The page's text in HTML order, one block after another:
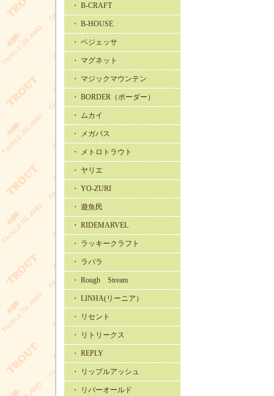
・ B-CRAFT
・ B-HOUSE
・ ベジェッサ
・ マグネット
・ マジックマウンテン
・ BORDER（ボーダー）
・ ムカイ
・ メガバス
・ メトロトラウト
・ ヤリエ
・ YO-ZURI
・ 遊魚民
・ RIDEMARVEL
・ ラッキークラフト
・ ラパラ
・ Rough Stream
・ LINHA(リーニア）
・ リセント
・ リトリークス
・ REPLY
・ リップルアッシュ
・ リバーオールド